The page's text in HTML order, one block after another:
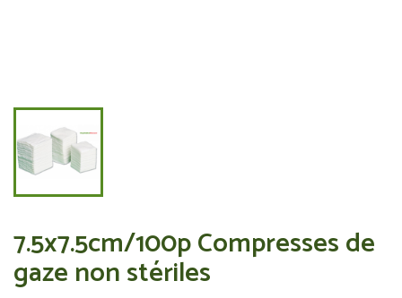
7.5x7.5cm/100p Compresses de
gaze non stériles